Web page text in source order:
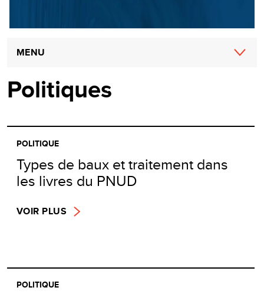
Main
navigation
MENU
Politiques
POLITIQUE
Types de baux et traitement dans
les livres du PNUD
VOIR PLUS
POLITIQUE